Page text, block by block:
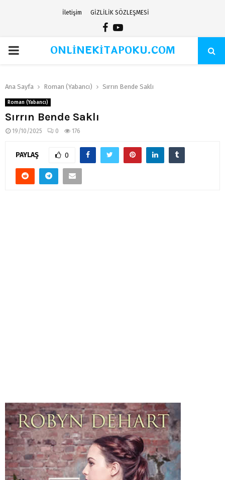
İletişim GİZLİLİK SÖZLEŞMESİ
Facebook
Youtube
PRIMARYONLİNEKİTAPOKU.COM
Ana Sayfa Roman (Yabancı) Sırrın Bende Saklı
Roman (Yabancı)
Sırrın Bende Saklı
19/10/2025 0 176
PAYLAŞ 0